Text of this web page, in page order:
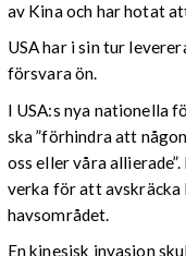
av Kina och har hotat
USA har i sin tur
försvara ön.
I USA:s nya nationella
ska ”förhindra att
oss eller våra
verka för att
havsområdet.
En kinesisk invasion